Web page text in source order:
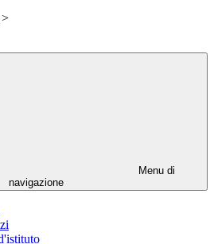
>
Menu di
navigazione